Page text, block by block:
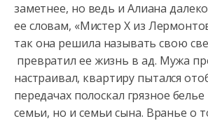
заметнее, но ведь и Алиана
ее словам, «Мистер Х из
так она решила называть свою
превратил ее жизнь в ад. Мужа
настраивал, квартиру пытался
передачах полоскал грязное
семьи, но и семьи сына. Вранье о